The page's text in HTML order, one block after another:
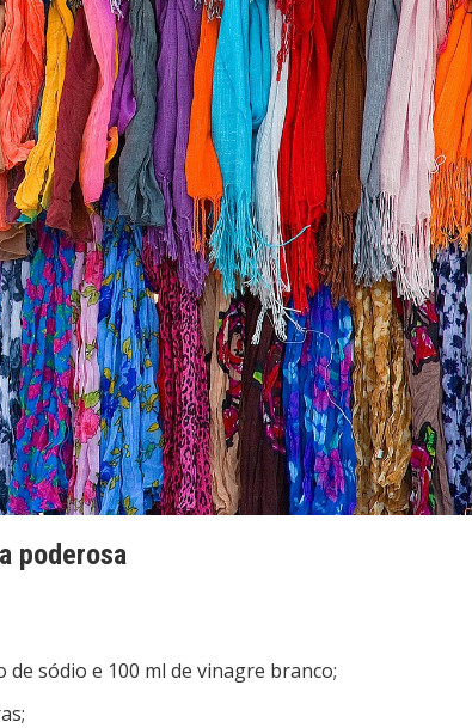
poderosa
sódio e 100 ml de vinagre branco;